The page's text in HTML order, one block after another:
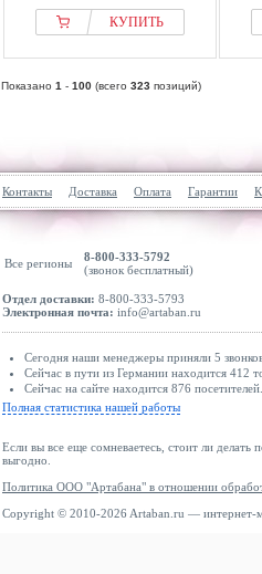
КУПИТЬ
Показано 1 - 100 (всего 323 позиций)
Контакты Доставка Оплата Гарантии
Все регионы
8-800-333-5792
(звонок бесплатный)
Отдел доставки: 8-800-333-5793
Электронная почта: info@artaban.ru
Сегодня наши менеджеры приняли 5
Сейчас в пути из Германии находится 412
Сейчас на сайте находится 876 посетителей.
Полная статистика нашей работы
Если вы все еще сомневаетесь, стоит ли делать
выгодно.
Политика ООО "Артабана" в отношении
Copyright © 2010-2026 Artaban.ru — интернет-